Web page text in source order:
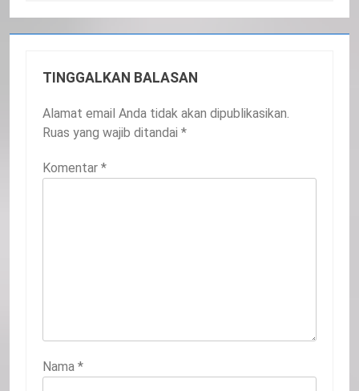
TINGGALKAN BALASAN
Alamat email Anda tidak akan dipublikasikan.
Ruas yang wajib ditandai *
Komentar *
Nama *